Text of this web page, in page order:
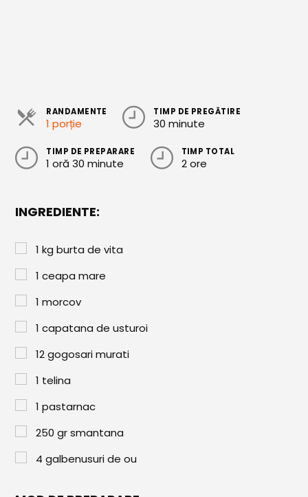
Prăjituri
Conserve
Sirop / Compot
Sosuri și Condimente
Garnituri
Pâine
Paste & Risotto
Patiserie
Aluaturi Dulci
Aluaturi Sărate
Pizza
Rețete cu Carne
RANDAMENTE
1 porție
TIMP DE PREGĂTIRE
30 minute
TIMP DE PREPARARE
1 oră 30 minute
TIMP TOTAL
2 ore
INGREDIENTE:
1 kg burta de vita
1 ceapa mare
1 morcov
1 capatana de usturoi
12 gogosari murati
1 telina
1 pastarnac
250 gr smantana
4 galbenusuri de ou